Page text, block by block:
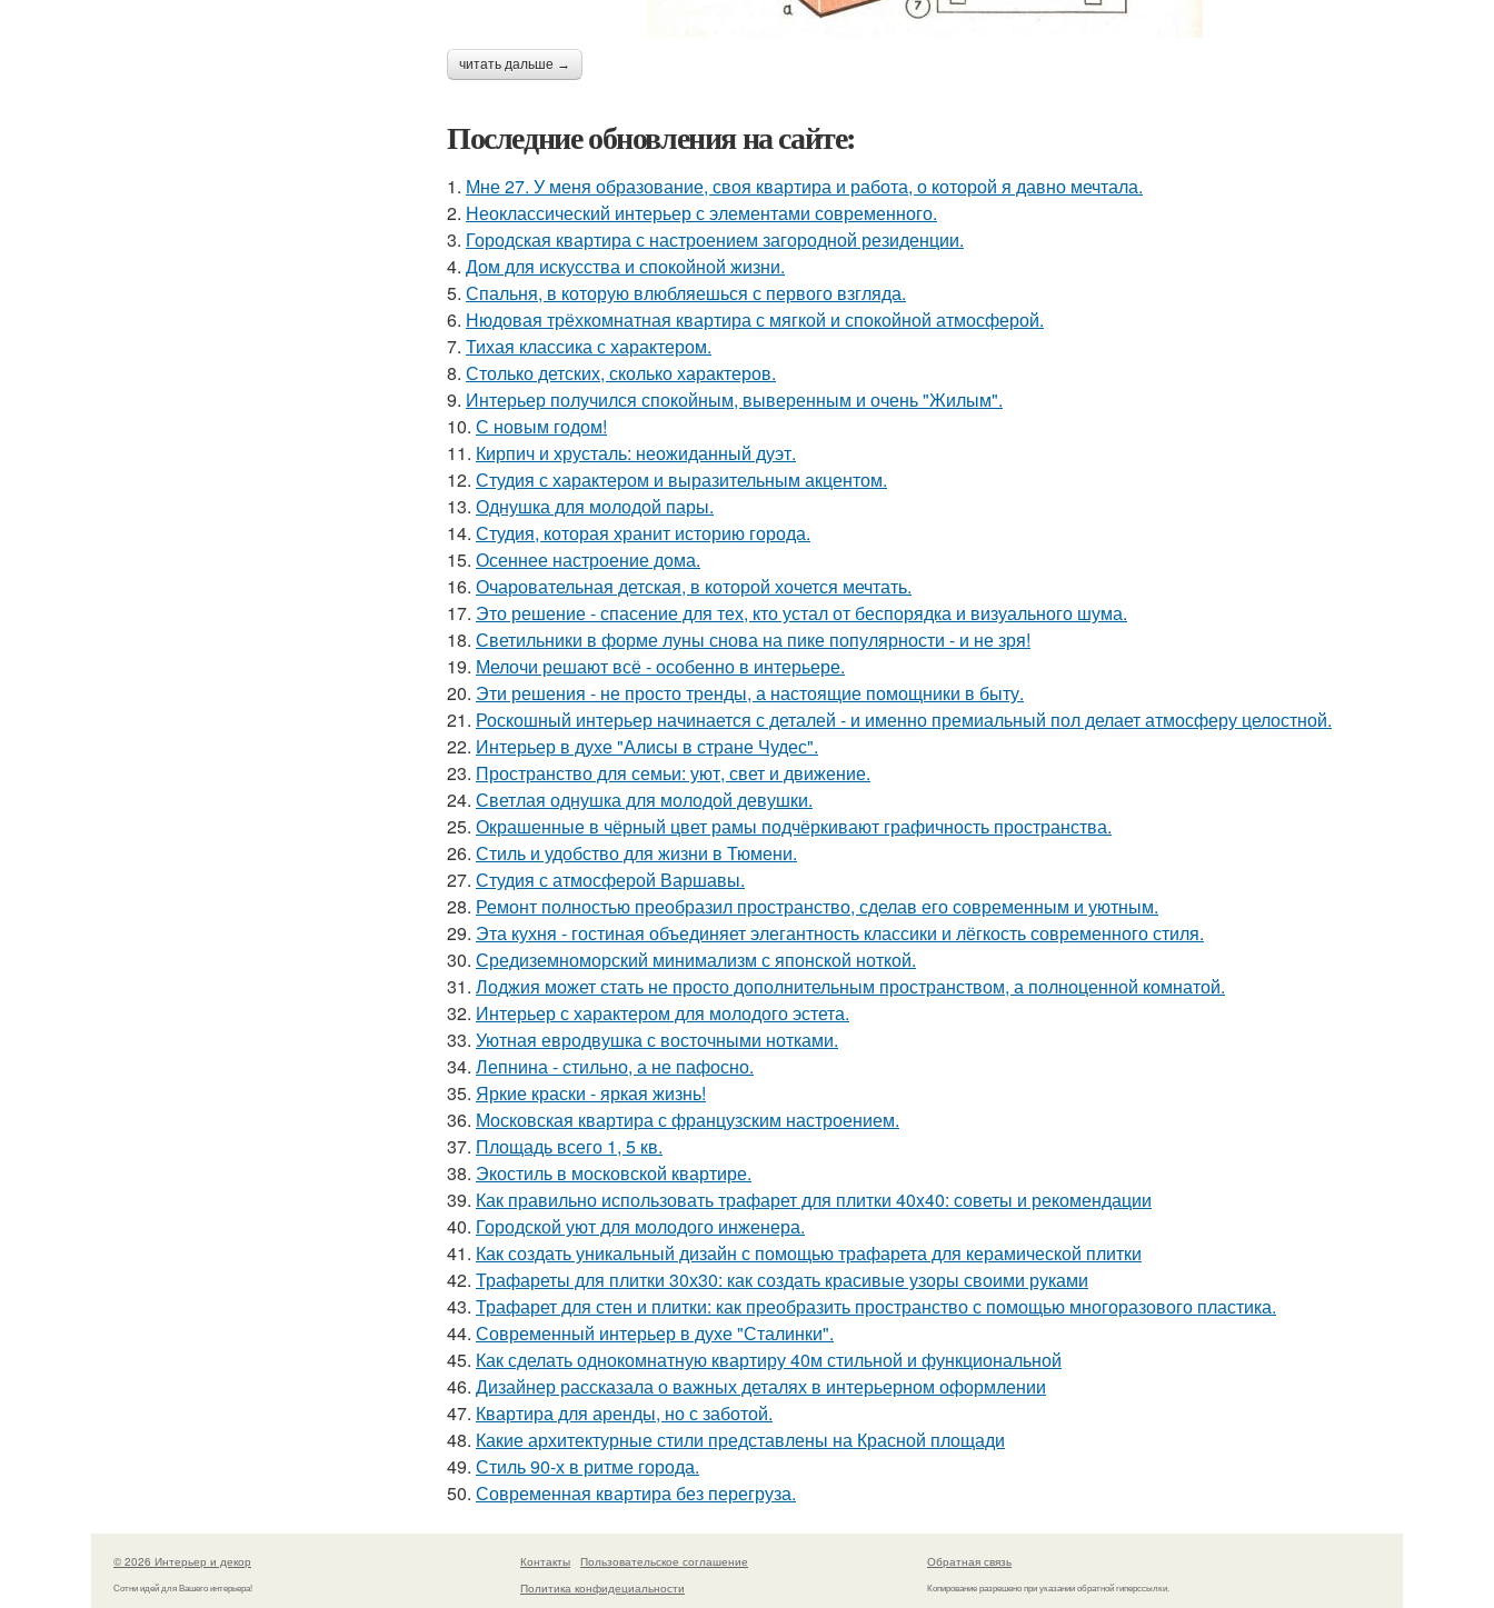
читать дальше →
Последние обновления на сайте:
1. Мне 27. У меня образование, своя квартира и работа, о которой я давно мечтала.
2. Неоклассический интерьер с элементами современного.
3. Городская квартира с настроением загородной резиденции.
4. Дом для искусства и спокойной жизни.
5. Спальня, в которую влюбляешься с первого взгляда.
6. Нюдовая трёхкомнатная квартира с мягкой и спокойной атмосферой.
7. Тихая классика с характером.
8. Столько детских, сколько характеров.
9. Интерьер получился спокойным, выверенным и очень "Жилым".
10. С новым годом!
11. Кирпич и хрусталь: неожиданный дуэт.
12. Студия с характером и выразительным акцентом.
13. Однушка для молодой пары.
14. Студия, которая хранит историю города.
15. Осеннее настроение дома.
16. Очаровательная детская, в которой хочется мечтать.
17. Это решение - спасение для тех, кто устал от беспорядка и визуального шума.
18. Светильники в форме луны снова на пике популярности - и не зря!
19. Мелочи решают всё - особенно в интерьере.
20. Эти решения - не просто тренды, а настоящие помощники в быту.
21. Роскошный интерьер начинается с деталей - и именно премиальный пол делает атмосферу целостной.
22. Интерьер в духе "Алисы в стране Чудес".
23. Пространство для семьи: уют, свет и движение.
24. Светлая однушка для молодой девушки.
25. Окрашенные в чёрный цвет рамы подчёркивают графичность пространства.
26. Стиль и удобство для жизни в Тюмени.
27. Студия с атмосферой Варшавы.
28. Ремонт полностью преобразил пространство, сделав его современным и уютным.
29. Эта кухня - гостиная объединяет элегантность классики и лёгкость современного стиля.
30. Средиземноморский минимализм с японской ноткой.
31. Лоджия может стать не просто дополнительным пространством, а полноценной комнатой.
32. Интерьер с характером для молодого эстета.
33. Уютная евродвушка с восточными нотками.
34. Лепнина - стильно, а не пафосно.
35. Яркие краски - яркая жизнь!
36. Московская квартира с французским настроением.
37. Площадь всего 1, 5 кв.
38. Экостиль в московской квартире.
39. Как правильно использовать трафарет для плитки 40x40: советы и рекомендации
40. Городской уют для молодого инженера.
41. Как создать уникальный дизайн с помощью трафарета для керамической плитки
42. Трафареты для плитки 30х30: как создать красивые узоры своими руками
43. Трафарет для стен и плитки: как преобразить пространство с помощью многоразового пластика.
44. Современный интерьер в духе "Сталинки".
45. Как сделать однокомнатную квартиру 40м стильной и функциональной
46. Дизайнер рассказала о важных деталях в интерьерном оформлении
47. Квартира для аренды, но с заботой.
48. Какие архитектурные стили представлены на Красной площади
49. Стиль 90-х в ритме города.
50. Современная квартира без перегруза.
© 2026 Интерьер и декор
Сотни идей для Вашего интерьера!
Контакты
Пользовательское соглашение
Политика конфидециальности
Обратная связь
Копирование разрешено при указании обратной гиперссылки.